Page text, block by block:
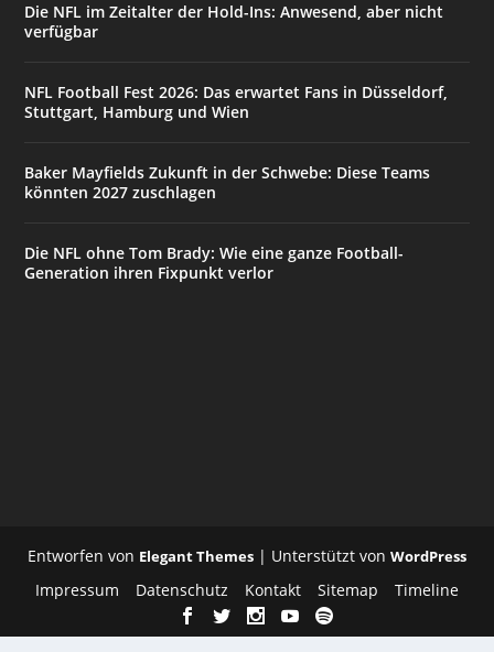
Die NFL im Zeitalter der Hold-Ins: Anwesend, aber nicht
verfügbar
NFL Football Fest 2026: Das erwartet Fans in Düsseldorf,
Stuttgart, Hamburg und Wien
Baker Mayfields Zukunft in der Schwebe: Diese Teams
könnten 2027 zuschlagen
Die NFL ohne Tom Brady: Wie eine ganze Football-
Generation ihren Fixpunkt verlor
Entworfen von Elegant Themes | Unterstützt von WordPress
Impressum Datenschutz Kontakt Sitemap Timeline